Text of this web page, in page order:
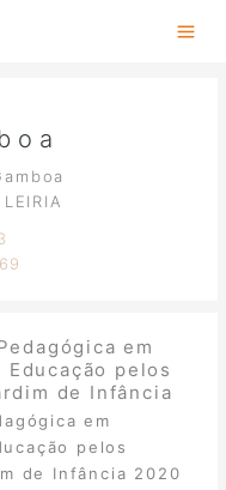
em
Educação pelos
de Infância
em
pelos
de Infância 2020